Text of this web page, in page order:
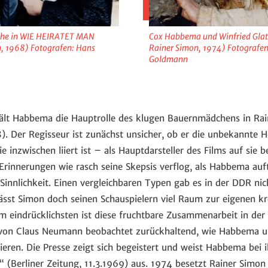
in WIE HEIRATET MAN
1968) Fotografen: Hans
Cox Habbema und Winfried
Rainer Simon, 1974)
Goldmann
Habbema die Hauptrolle des klugen Bauernmädchens in
Der Regisseur ist zunächst unsicher, ob er die unbekannte
inzwischen liiert ist – als Hauptdarsteller des Films auf sie
wie rasch seine Skepsis verflog, als Habbema
Einen vergleichbaren Typen gab es in der DDR
Simon doch seinen Schauspielern viel Raum zur eigenen
eindrücklichsten ist diese fruchtbare Zusammenarbeit in
Claus Neumann beobachtet zurückhaltend, wie Habbema
Die Presse zeigt sich begeistert und weist Habbema bei
(Berliner Zeitung, 11.3.1969) aus. 1974 besetzt Rainer